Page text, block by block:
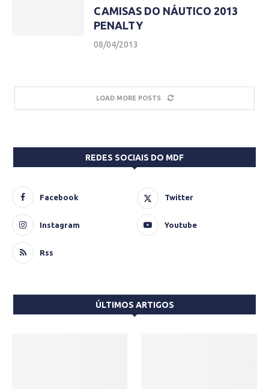
CAMISAS DO NÁUTICO 2013
PENALTY
08/04/2013
LOAD MORE POSTS
REDES SOCIAIS DO MDF
Facebook Twitter
Instagram Youtube
Rss
ÚLTIMOS ARTIGOS